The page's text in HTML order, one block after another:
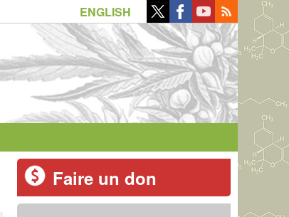
ENGLISH
Faire un don